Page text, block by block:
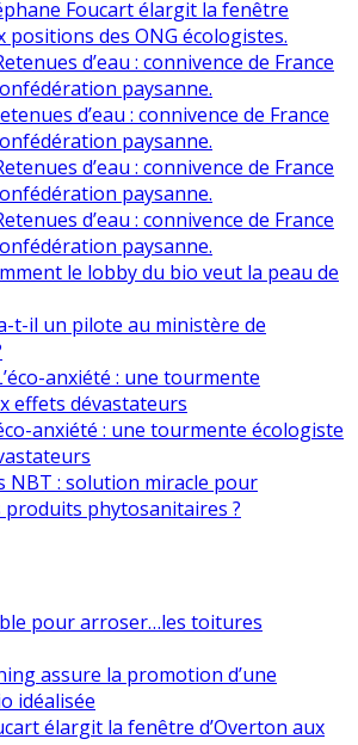
Foucart élargit la fenêtre
positions des ONG écologistes.
d’eau : connivence de France
paysanne.
d’eau : connivence de France
paysanne.
d’eau : connivence de France
paysanne.
d’eau : connivence de France
paysanne.
le lobby du bio veut la peau de
t-il un pilote au ministère de
anxiété : une tourmente
effets dévastateurs
anxiété : une tourmente écologiste
NBT : solution miracle pour
produits phytosanitaires ?
pour arroser…les toitures
assure la promotion d’une
idéalisée
élargit la fenêtre d’Overton aux